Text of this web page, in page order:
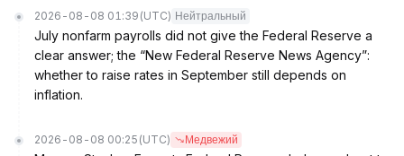
2026-08-08 01:39 (UTC) Нейтральный
July nonfarm payrolls did not give the Federal Reserve a
clear answer; the “New Federal Reserve News Agency”:
whether to raise rates in September still depends on
inflation.
2026-08-08 00:25 (UTC) Медвежий